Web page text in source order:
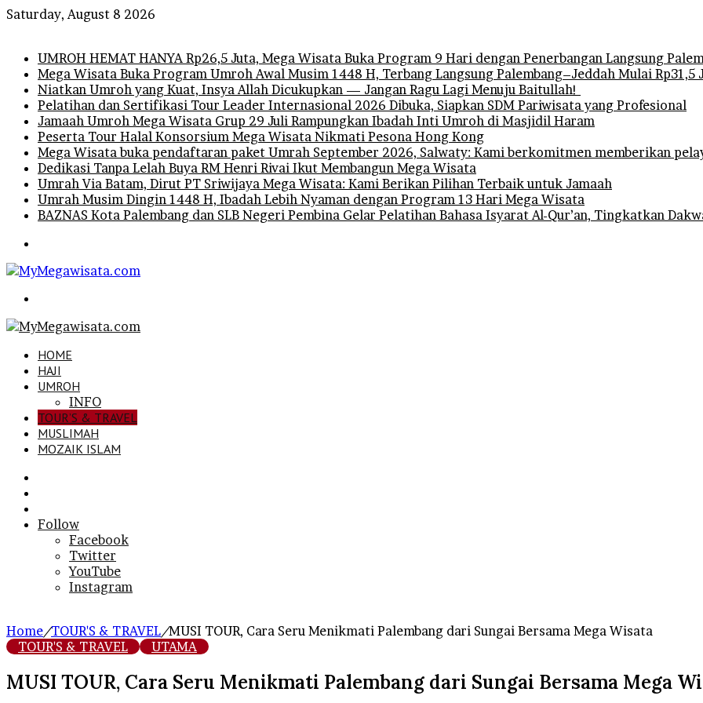
Saturday, August 8 2026
UMROH HEMAT HANYA Rp26,5 Juta, Mega Wisata Buka Program 9 Hari dengan Penerbangan Langsung
Mega Wisata Buka Program Umroh Awal Musim 1448 H, Terbang Langsung Palembang–Jeddah Mulai Rp31,5
Niatkan Umroh yang Kuat, Insya Allah Dicukupkan — Jangan Ragu Lagi Menuju Baitullah!
Pelatihan dan Sertifikasi Tour Leader Internasional 2026 Dibuka, Siapkan SDM Pariwisata yang Profesional
Jamaah Umroh Mega Wisata Grup 29 Juli Rampungkan Ibadah Inti Umroh di Masjidil Haram
Peserta Tour Halal Konsorsium Mega Wisata Nikmati Pesona Hong Kong
Mega Wisata buka pendaftaran paket Umrah September 2026, Salwaty: Kami berkomitmen memberikan
Dedikasi Tanpa Lelah Buya RM Henri Rivai Ikut Membangun Mega Wisata
Umrah Via Batam, Dirut PT Sriwijaya Mega Wisata: Kami Berikan Pilihan Terbaik untuk Jamaah
Umrah Musim Dingin 1448 H, Ibadah Lebih Nyaman dengan Program 13 Hari Mega Wisata
BAZNAS Kota Palembang dan SLB Negeri Pembina Gelar Pelatihan Bahasa Isyarat Al-Qur’an, Tingkatkan
HOME
HAJI
UMROH
INFO
TOUR’S & TRAVEL
MUSLIMAH
MOZAIK ISLAM
In
Follow
Facebook
Twitter
YouTube
Instagram
Home/TOUR'S & TRAVEL/MUSI TOUR, Cara Seru Menikmati Palembang dari Sungai Bersama Mega Wisata
TOUR'S & TRAVEL
UTAMA
MUSI TOUR, Cara Seru Menikmati Palembang dari Sungai Bersama Mega